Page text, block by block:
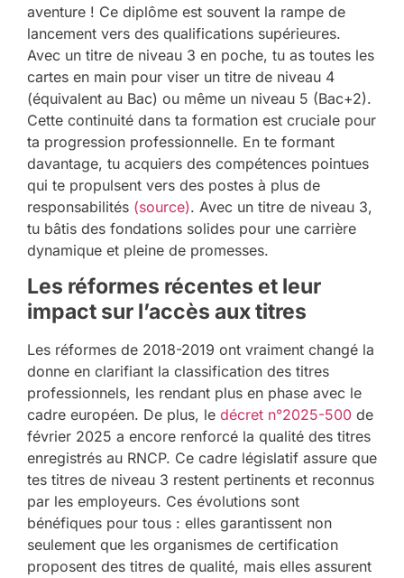
aventure ! Ce diplôme est souvent la rampe de
lancement vers des qualifications supérieures.
Avec un titre de niveau 3 en poche, tu as toutes les
cartes en main pour viser un titre de niveau 4
(équivalent au Bac) ou même un niveau 5 (Bac+2).
Cette continuité dans ta formation est cruciale pour
ta progression professionnelle. En te formant
davantage, tu acquiers des compétences pointues
qui te propulsent vers des postes à plus de
responsabilités (source). Avec un titre de niveau 3,
tu bâtis des fondations solides pour une carrière
dynamique et pleine de promesses.
Les réformes récentes et leur
impact sur l’accès aux titres
Les réformes de 2018-2019 ont vraiment changé la
donne en clarifiant la classification des titres
professionnels, les rendant plus en phase avec le
cadre européen. De plus, le décret n°2025-500 de
février 2025 a encore renforcé la qualité des titres
enregistrés au RNCP. Ce cadre législatif assure que
tes titres de niveau 3 restent pertinents et reconnus
par les employeurs. Ces évolutions sont
bénéfiques pour tous : elles garantissent non
seulement que les organismes de certification
proposent des titres de qualité, mais elles assurent